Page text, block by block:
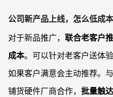
公司新产品上线，怎么低成
对于新品推广， 联合老客户
成本。可以针对老客户送体
如果客户满意会主动推荐。
铺货硬件厂商合作， 批量触